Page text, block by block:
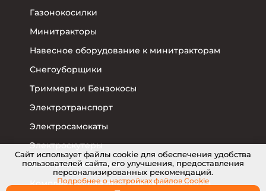
Газонокосилки
Минитракторы
Навесное оборудование к минитракторам
Снегоуборщики
Триммеры и Бензокосы
Электротранспорт
Электросамокаты
Электроскутеры
Электровелосипеды
Комплектующие для электротранспорта
Cайт использует файлы cookie для обеспечения удобства
пользователей сайта, его улучшения, предоставления
персонализированных рекомендаций.
Подробнее о настройкахфайлов Cookie